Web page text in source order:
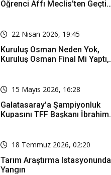
Öğrenci Affı Meclis'ten Geçti
22 Nisan 2026, 19:45
Kuruluş Osman Neden Yok,
Kuruluş Osman Final Mi Yaptı,
Zaman Yayınlanacak?
15 Mayıs 2026, 16:28
Galatasaray'a Şampiyonluk
Kupasını TFF Başkanı İbrahim
18 Temmuz 2026, 02:20
Tarım Araştırma Istasyonunda
Yangın